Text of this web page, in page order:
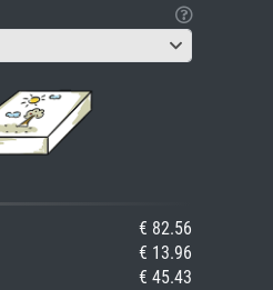
€ 82.56
€ 13.96
€ 45.43